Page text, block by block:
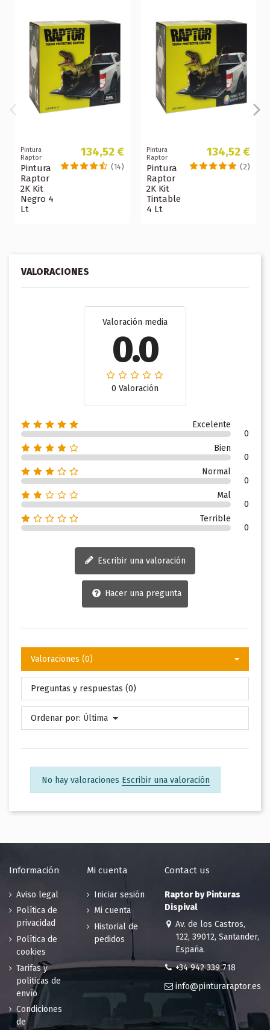
Pintura
Raptor
Pintura
Raptor
2K Kit
Negro 4
Lt
134,52 €
(14)
Pintura
Raptor
Pintura
Raptor
2K Kit
Tintable
4 Lt
134,52 €
(2)
VALORACIONES
Valoración media
0.0
0 Valoración
Excelente
0
Bien
0
Normal
0
Mal
0
Terrible
0
Escribir una valoración
Hacer una pregunta
Valoraciones (0)
Preguntas y respuestas (0)
Ordenar por: Última
No hay valoraciones Escribir una valoración
Información
Aviso legal
Política de
privacidad
Política de
cookies
Tarifas y
politicas de
envío
Condiciones
de
Mi cuenta
Iniciar sesión
Mi cuenta
Historial de
pedidos
Contact us
Raptor by Pinturas
Dispival
Av. de los Castros,
122, 39012, Santander,
España.
+34 942 339 718
info@pinturaraptor.es